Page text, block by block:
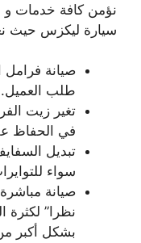
نؤمن كافة خدمات و
سيارة ليكزس حيث
صيانة
طلب العميل.
تغير زيت
في الحفاظ
تبديل
سواء
صيانة
نظرا” لكثرة
بشكل أكبر